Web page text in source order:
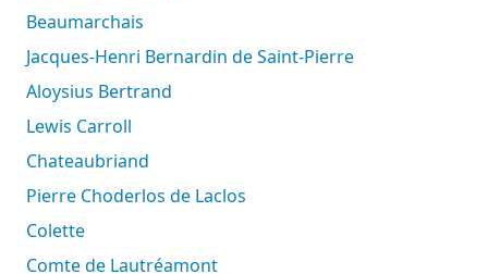
Beaumarchais
Jacques-Henri Bernardin de Saint-Pierre
Aloysius Bertrand
Lewis Carroll
Chateaubriand
Pierre Choderlos de Laclos
Colette
Comte de Lautréamont